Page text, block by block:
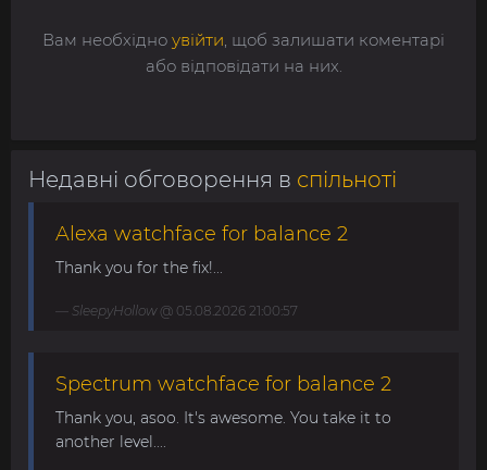
Вам необхідно увійти, щоб залишати коментарі
або відповідати на них.
Недавні обговорення в спільноті
Alexa watchface for balance 2
Thank you for the fix!...
SleepyHollow@ 05.08.2026 21:00:57
Spectrum watchface for balance 2
Thank you, asoo. It's awesome. You take it to
another level....